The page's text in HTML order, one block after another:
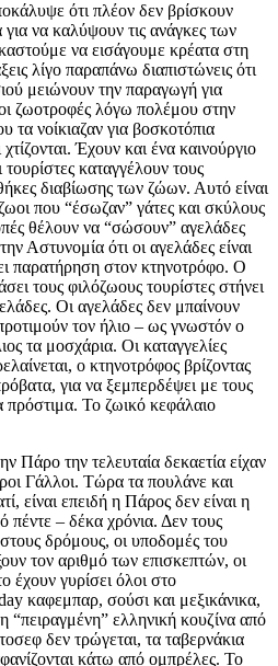
ότι πλέον δεν βρίσκουν
να καλύψουν τις ανάγκες των
να εισάγουμε κρέατα στη
λίγο παραπάνω διαπιστώνεις ότι
μειώνουν την παραγωγή για
ζωοτροφές λόγω πολέμου στην
νοίκιαζαν για βοσκοτόπια
Έχουν και ένα καινούργιο
καταγγέλουν τους
διαβίωσης των ζώων. Αυτό είναι
που “έσωζαν” γάτες και σκύλους
θέλουν να “σώσουν” αγελάδες
Αστυνομία ότι οι αγελάδες είναι
παρατήρηση στον κτηνοτρόφο. Ο
τους φιλόζωους τουρίστες στήνει
Οι αγελάδες δεν μπαίνουν
τον ήλιο – ως γνωστόν ο
τα μοσχάρια. Οι καταγγελίες
ο κτηνοτρόφος βρίζοντας
για να ξεμπερδέψει με τους
πρόστιμα. Το ζωικό κεφάλαιο
Πάρο την τελευταία δεκαετία είχαν
Γάλλοι. Τώρα τα πουλάνε και
είναι επειδή η Πάρος δεν είναι η
– δέκα χρόνια. Δεν τους
δρόμους, οι υποδομές του
τον αριθμό των επισκεπτών, οι
έχουν γυρίσει όλοι στο
καφεμπαρ, σούσι και μεξικάνικα,
“πειραγμένη” ελληνική κουζίνα από
δεν τρώγεται, τα ταβερνάκια
κάτω από ομπρέλες. Το